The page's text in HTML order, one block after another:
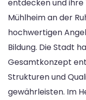
entdecken und
Mühlheim an der
hochwertigen
Bildung. Die Stadt
Gesamtkonzept
Strukturen und
gewährleisten. Im